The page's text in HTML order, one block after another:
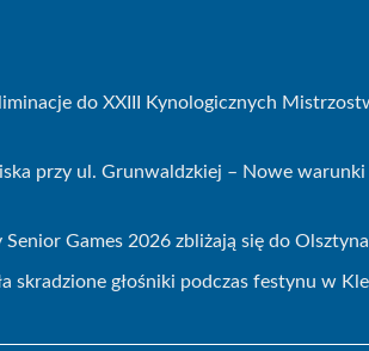
do XXIII Kynologicznych
przy ul. Grunwaldzkiej – Nowe
Games 2026 zbliżają się do Olsztyna
skradzione głośniki podczas festynu w